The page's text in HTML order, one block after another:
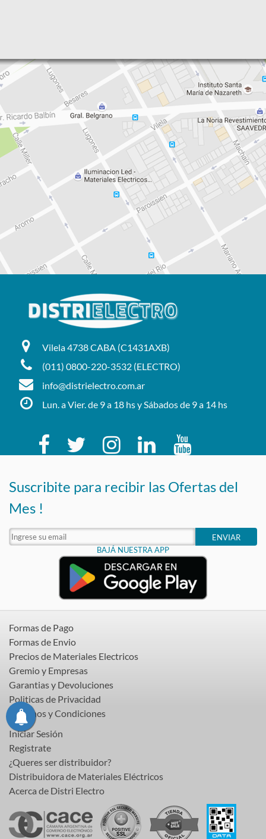
Vilela 4738 CABA (C1431AXB)
(011) 0800-220-3532 (ELECTRO)
info@distrielectro.com.ar
Lun. a Vier. de 9 a 18 hs y Sábados de 9 a 14 hs
Suscribite para recibir las Ofertas del
Mes !
ENVIAR
BAJÁ NUESTRA APP
Formas de Pago
Formas de Envio
Precios de Materiales Electricos
Gremio y Empresas
Garantias y Devoluciones
Politicas de Privacidad
Terminos y Condiciones
Iniciar Sesión
Registrate
¿Queres ser distribuidor?
Distribuidora de Materiales Eléctricos
Acerca de Distri Electro